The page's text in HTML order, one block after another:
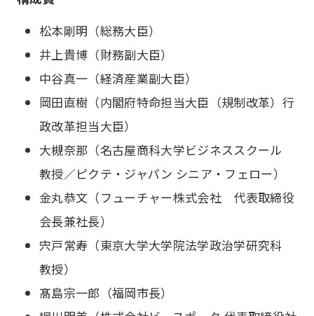
松本剛明（総務大臣）
井上貴博（財務副大臣）
中谷真一（経済産業副大臣）
岡田直樹（内閣府特命担当大臣（規制改革）行
政改革担当大臣）
大槻奈那（名古屋商科大学ビジネススクール
教授／ピクテ・ジャパン シニア・フェロー）
金丸恭文（フューチャー株式会社 代表取締役
会長兼社長）
宍戸常寿（東京大学大学院法学政治学研究科
教授）
髙島宗一郎（福岡市長）